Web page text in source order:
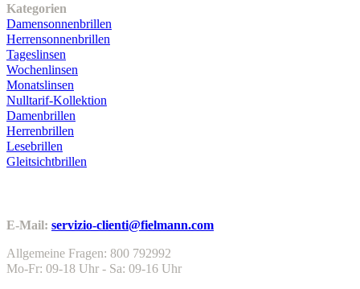
Kategorien
Damensonnenbrillen
Herrensonnenbrillen
Tageslinsen
Wochenlinsen
Monatslinsen
Nulltarif-Kollektion
Damenbrillen
Herrenbrillen
Lesebrillen
Gleitsichtbrillen
E-Mail: servizio-clienti@fielmann.com
Allgemeine Fragen: 800 792992
Mo-Fr: 09-18 Uhr - Sa: 09-16 Uhr